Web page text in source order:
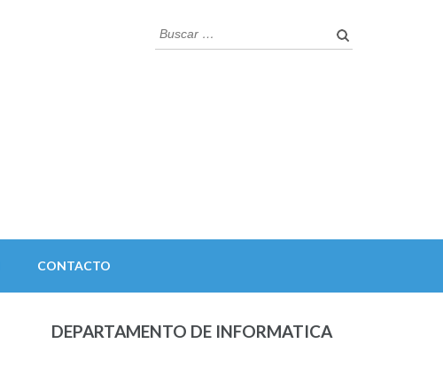
Buscar:
CONTACTO
DEPARTAMENTO DE INFORMATICA